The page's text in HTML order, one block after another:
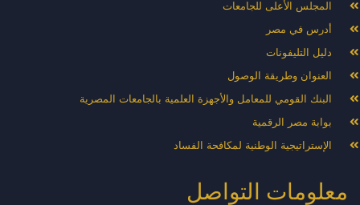
المجلس الأعلى للجامعات
أدرس في مصر
دليل التليفونات
العنوان وطريقة الوصول
البنك القومي للمعامل والأجهزة العلمية بالجامعات المصرية
بوابة مصر الرقمية
الإستراتيجية الوطنية لمكافحة الفساد
معلومات التواصل